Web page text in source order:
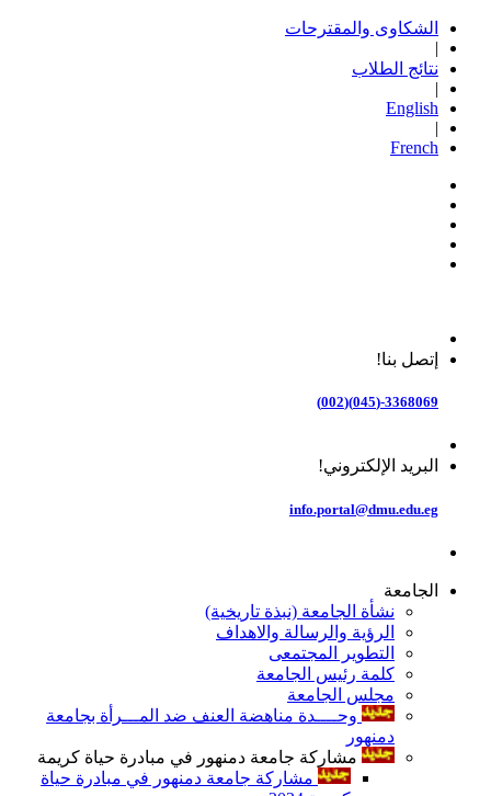
الشكاوى والمقترحات
|
نتائج الطلاب
|
English
|
French
إتصل بنا!
3368069-(045)(002)
البريد الإلكتروني!
info.portal@dmu.edu.eg
الجامعة
نشأة الجامعة (نبذة تاريخية)
الرؤية والرسالة والاهداف
التطوير المجتمعى
كلمة رئيس الجامعة
مجلس الجامعة
وحــــدة مناهضة العنف ضد المـــرأة بجامعة
دمنهور
مشاركة جامعة دمنهور في مبادرة حياة كريمة
مشاركة جامعة دمنهور في مبادرة حياة